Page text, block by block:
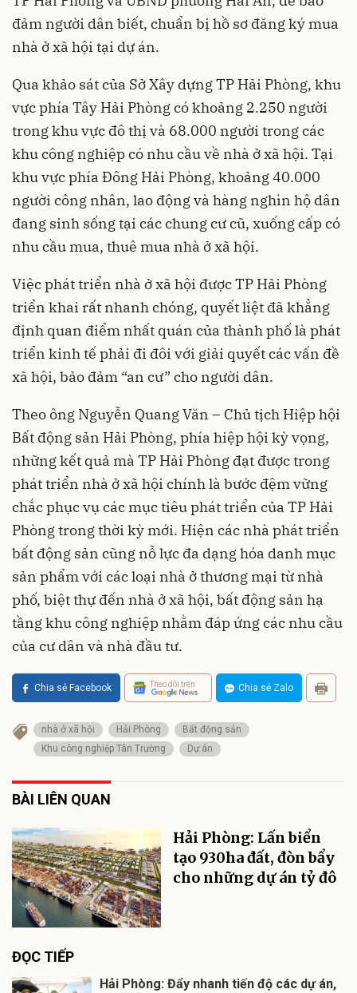
đảm người dân biết, chuẩn bị hồ sơ đăng ký mua
nhà ở xã hội tại dự án.
Qua khảo sát của Sở Xây dựng TP Hải Phòng, khu
vực phía Tây Hải Phòng có khoảng 2.250 người
trong khu vực đô thị và 68.000 người trong các
khu công nghiệp có nhu cầu về nhà ở xã hội. Tại
khu vực phía Đông Hải Phòng, khoảng 40.000
người công nhân, lao động và hàng nghìn hộ dân
đang sinh sống tại các chung cư cũ, xuống cấp có
nhu cầu mua, thuê mua nhà ở xã hội.
Việc phát triển nhà ở xã hội được TP Hải Phòng
triển khai rất nhanh chóng, quyết liệt đã khẳng
định quan điểm nhất quán của thành phố là phát
triển kinh tế phải đi đôi với giải quyết các vấn đề
xã hội, bảo đảm “an cư” cho người dân.
Theo ông Nguyễn Quang Văn – Chủ tịch Hiệp hội
Bất động sản Hải Phòng, phía hiệp hội kỳ vọng,
những kết quả mà TP Hải Phòng đạt được trong
phát triển nhà ở xã hội chính là bước đệm vững
chắc phục vụ các mục tiêu phát triển của TP Hải
Phòng trong thời kỳ mới. Hiện các nhà phát triển
bất động sản cũng nỗ lực đa dạng hóa danh mục
sản phẩm với các loại nhà ở thương mại từ nhà
phố, biệt thự đến nhà ở xã hội, bất động sản hạ
tầng khu công nghiệp nhằm đáp ứng các nhu cầu
của cư dân và nhà đầu tư.
Chia sẻ Facebook Theo dõi trên Chia sẻ Zalo
nhà ở xã hội Hải Phòng
Bất động sản
Khu công nghiệp Tân Trường
Dự án
BÀI LIÊN QUAN
Hải Phòng: Lấn biển
tạo 930ha đất, đòn bẩy
cho những dự án tỷ đô
ĐỌC TIẾP
Hải Phòng: Đẩy nhanh tiến độ các dự án,